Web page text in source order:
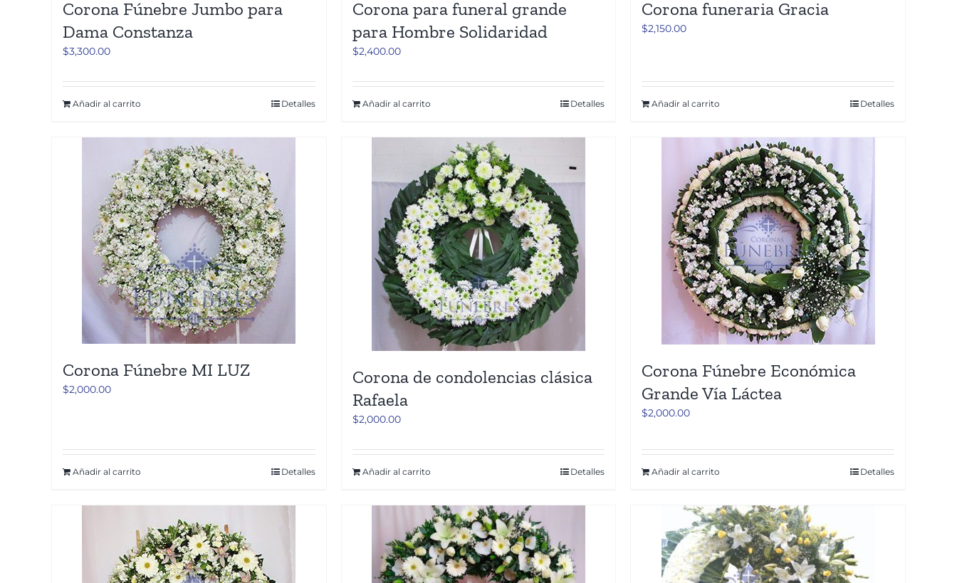
Corona Fúnebre Jumbo para
Dama Constanza
$3,300.00
Añadir al carrito Detalles
Corona para funeral grande
para Hombre Solidaridad
$2,400.00
Añadir al carrito Detalles
Corona funeraria Gracia
$2,150.00
Añadir al carrito Detalles
Corona Fúnebre MI LUZ
$2,000.00
Añadir al carrito Detalles
Corona de condolencias clásica
Rafaela
$2,000.00
Añadir al carrito Detalles
Corona Fúnebre Económica
Grande Vía Láctea
$2,000.00
Añadir al carrito Detalles